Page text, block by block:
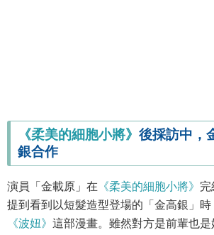
《柔美的細胞小將》 後採訪中，
銀合作
演員「金載原」在 《柔美的細胞小將》 完
提到看到以短髮造型登場的「金高銀」時
《波妞》 這部漫畫。雖然對方是前輩也